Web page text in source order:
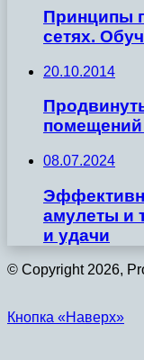
Принципы
сетях.
20.10.2014
помещений
08.07.2024
амулеты и
и удачи
© Copyright 2026,
Кнопка «Наверх»